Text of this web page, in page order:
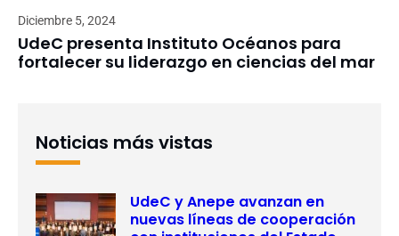
Diciembre 5, 2024
UdeC presenta Instituto Océanos para
fortalecer su liderazgo en ciencias del mar
Noticias más vistas
UdeC y Anepe avanzan en
nuevas líneas de cooperación